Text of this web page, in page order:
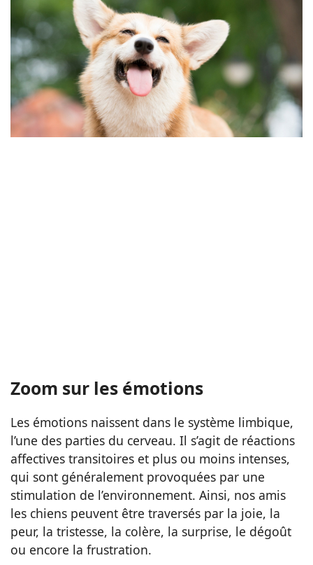
Zoom sur les émotions
Les émotions naissent dans le système limbique,
l’une des parties du cerveau. Il s’agit de réactions
affectives transitoires et plus ou moins intenses,
qui sont généralement provoquées par une
stimulation de l’environnement. Ainsi, nos amis
les chiens peuvent être traversés par la joie, la
peur, la tristesse, la colère, la surprise, le dégoût
ou encore la frustration.